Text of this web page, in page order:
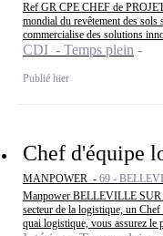
Ref GR CPE CHEF de
mondial du revêtement des
commercialise des solutions
CDI - Temps plein
Publié hier
Chef d'équipe
MANPOWER - 69 -
Manpower BELLEVILLE SUR
secteur de la logistique, un
quai logistique, vous assurez le